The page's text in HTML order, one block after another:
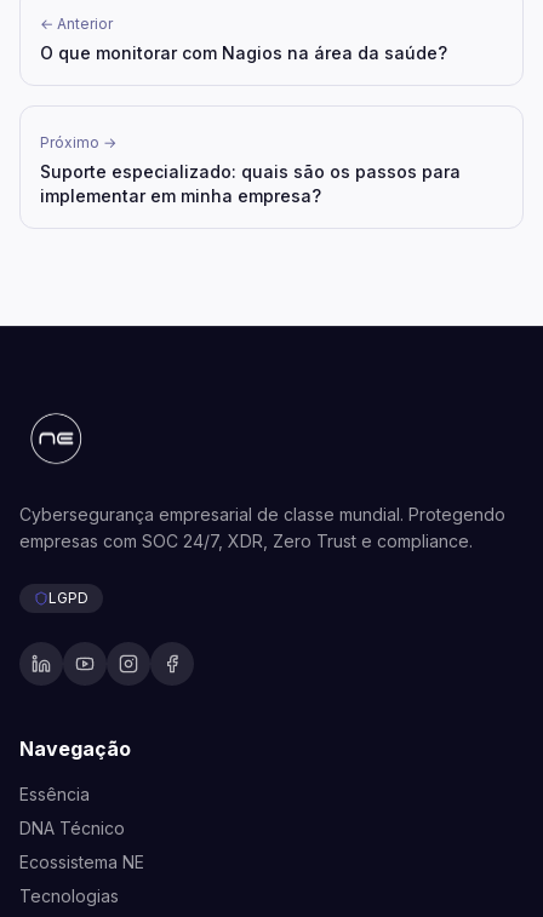
← Anterior
O que monitorar com Nagios na área da saúde?
Próximo →
Suporte especializado: quais são os passos para
implementar em minha empresa?
Cybersegurança empresarial de classe mundial. Protegendo
empresas com SOC 24/7, XDR, Zero Trust e compliance.
LGPD
Navegação
Essência
DNA Técnico
Ecossistema NE
Tecnologias